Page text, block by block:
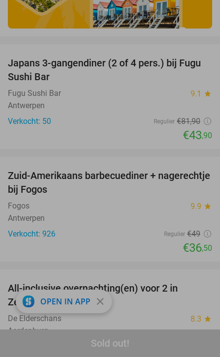
Sold out!
46%
Japans 3-gangendiner (2 of 4 pers.) bij Fugu
Sushi Bar
Fugu Sushi Bar 9.1 star
Antwerpen
Verkocht: 50
Regulier €81,90
€43,90
26%
Zuid-Amerikaans barbecuediner + nagerechtje
bij Fogos
Fogos 9.9 star
Antwerpen
Verkocht: 926
Regulier €49
€36,50
All-inclusive overnachting(en) voor 2 in
Zeeland
De Elderschans 8.3 star
Aardenburg
OPEN IN APP close